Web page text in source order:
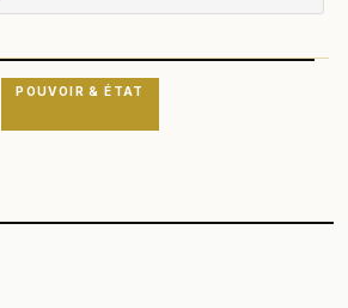
POUVOIR & ÉTAT